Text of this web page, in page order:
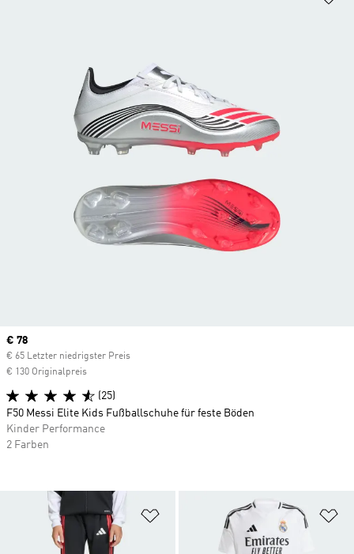
Zur Wunschliste hinzufügen
Current price
€ 78
€ 65 Letzter niedrigster Preis
€ 130 Originalpreis
(25)
F50 Messi Elite Kids Fußballschuhe für feste Böden
Kinder Performance
2 Farben